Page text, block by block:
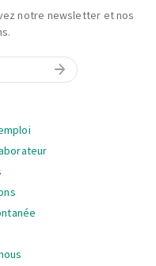
notre newsletter et nos